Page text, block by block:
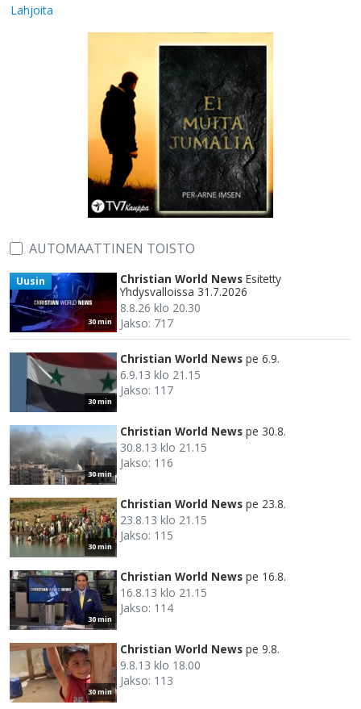
Lahjoita
AUTOMAATTINEN TOISTO
30 min
Uusin Christian World News Esitetty
Yhdysvalloissa 31.7.2026
8.8.26 klo 20.30
Jakso: 717
30 min
Christian World News pe 6.9.
6.9.13 klo 21.15
Jakso: 117
30 min
Christian World News pe 30.8.
30.8.13 klo 21.15
Jakso: 116
30 min
Christian World News pe 23.8.
23.8.13 klo 21.15
Jakso: 115
30 min
Christian World News pe 16.8.
16.8.13 klo 21.15
Jakso: 114
30 min
Christian World News pe 9.8.
9.8.13 klo 18.00
Jakso: 113